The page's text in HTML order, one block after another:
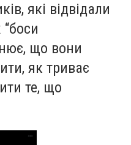
які відвідали
“боси
що вони
як триває
те, що